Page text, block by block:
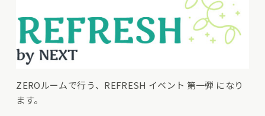
ZEROルームで行う、REFRESH イベント 第一弾 になり
ます。